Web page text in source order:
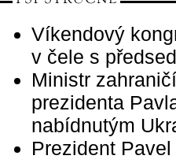
Víkendový
v čele s
Ministr
prezidenta
nabídnutým
Prezident